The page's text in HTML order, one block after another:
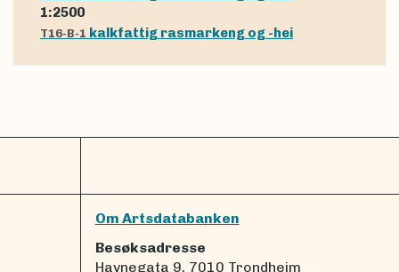
1:2500
T16-B-1 kalkfattig rasmarkeng og -hei
Om Artsdatabanken
Besøksadresse
Havnegata 9, 7010 Trondheim